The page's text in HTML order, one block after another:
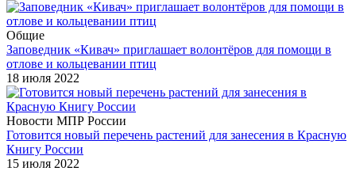
Общие
Заповедник «Кивач» приглашает волонтёров для помощи в
отлове и кольцевании птиц
18 июля 2022
Новости МПР России
Готовится новый перечень растений для занесения в Красную
Книгу России
15 июля 2022